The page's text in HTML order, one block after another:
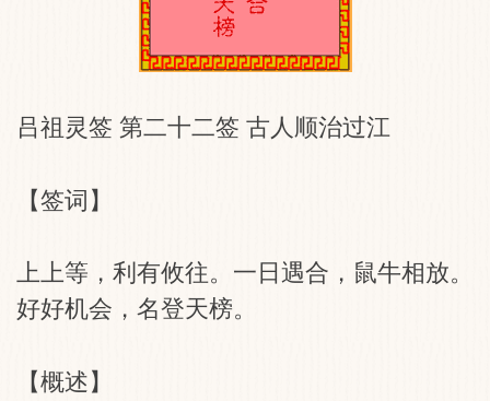
吕祖灵签 第二十二签 古人顺治过江
【签词】
上上等，利有攸往。一日遇合，鼠牛相放。
好好机会，名登天榜。
【概述】